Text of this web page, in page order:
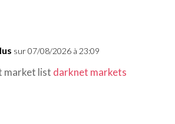
sur 07/08/2026 à 23:09
market list darknet markets